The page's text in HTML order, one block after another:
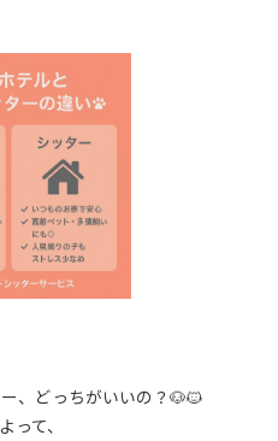
、どっちがいいの？🐶🐱
って、